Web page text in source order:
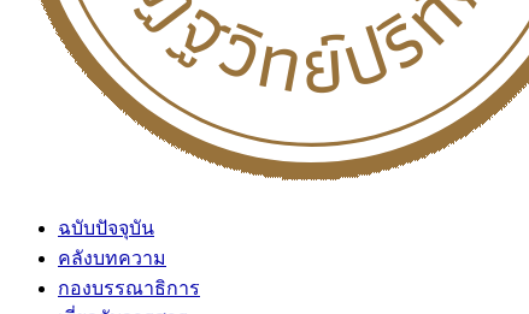
ฉบับปัจจุบัน
คลังบทความ
กองบรรณาธิการ